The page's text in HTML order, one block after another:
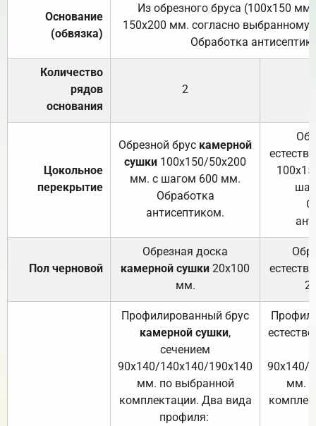
Основание
(обвязка)
Из обрезного бруса (100х150
150х200 мм. согласно выбранному
Обработка
Количество
рядов
основания
2
Цокольное
перекрытие
Обрезной брус камерной
сушки 100х150/50х200
мм. с шагом 600 мм.
Обработка
антисептиком.
Пол черновой
Обрезная доска
камерной сушки 20х100
мм.
Профилированный брус
камерной сушки,
сечением
90х140/140х140/190х140
мм. по выбранной
комплектации. Два вида
профиля:
90х140/
мм.